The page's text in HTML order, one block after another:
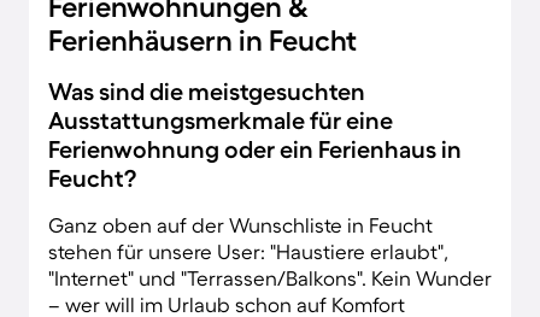
Ferienwohnungen &
Ferienhäusern in Feucht
Was sind die meistgesuchten
Ausstattungsmerkmale für eine
Ferienwohnung oder ein Ferienhaus in
Feucht?
Ganz oben auf der Wunschliste in Feucht
stehen für unsere User: "Haustiere erlaubt",
"Internet" und "Terrassen/Balkons". Kein Wunder
– wer will im Urlaub schon auf Komfort